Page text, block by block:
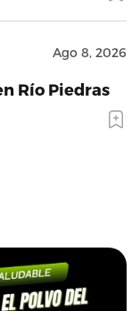
Ago 8, 2026
Río Piedras